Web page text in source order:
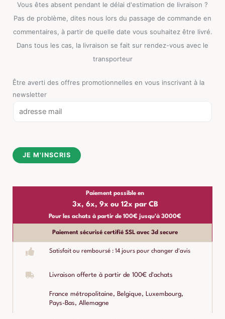
Vous êtes absent pendant le délai d'estimation de livraison ?
Pas de problème, dites nous lors du passage de commande en
commentaires, à partir de quelle date vous souhaitez être livré.
Dans tous les cas, la livraison se fait sur rendez-vous avec le
transporteur
Être averti des offres promotionnelles en vous inscrivant à la
newsletter
m
l
JE M'INSCRIS
Paiement possible en
3x, 6x, 9x ou 12x par CB
Pour les achats à partir de 100€ jusqu'à 3000€
Paiement sécurisé certifié SSL avec 3d secure
Satisfait ou remboursé : 14 jours pour changer d'avis
Livraison offerte à partir de 100€ d'achats
France métropolitaine, Belgique, Luxembourg,
Pays-Bas, Allemagne